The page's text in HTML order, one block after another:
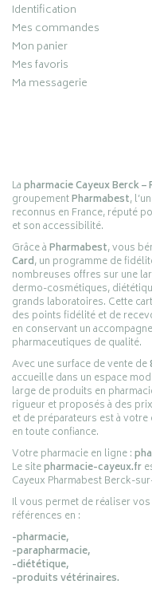
Identification
Mes commandes
Mon panier
Mes favoris
Ma messagerie
Lapharmacie Cayeux Berck
groupementPharmabest,
reconnus en France, réputé
et son accessibilité.
Grâce àPharmabest, vous
Card, un programme de
nombreuses offres sur une
dermo-cosmétiques,
grands laboratoires. Cette
des points fidélité et de
en conservant un
pharmaceutiques de qualité.
Avec une surface de vente de
accueille dans un espace
large de produits en
rigueur et proposés à des
et de préparateurs est à
en toute confiance.
Votre pharmacie en ligne :
Le sitepharmacie-cayeux.fr
Cayeux Pharmabest Berck-
Il vous permet de réaliser
références en :
-pharmacie,
-parapharmacie,
-diététique,
-produits vétérinaires.